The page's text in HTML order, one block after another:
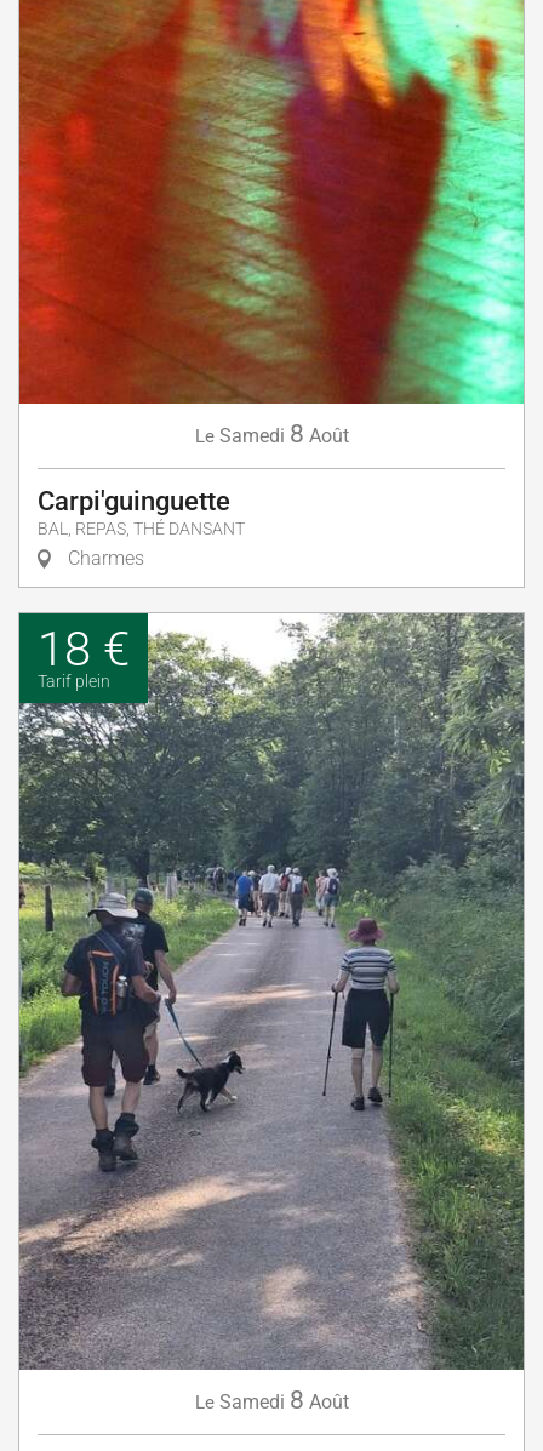
Le Samedi 8 Août
Carpi'guinguette
BAL, REPAS, THÉ DANSANT
Charmes
18 €
Tarif plein
Le Samedi 8 Août